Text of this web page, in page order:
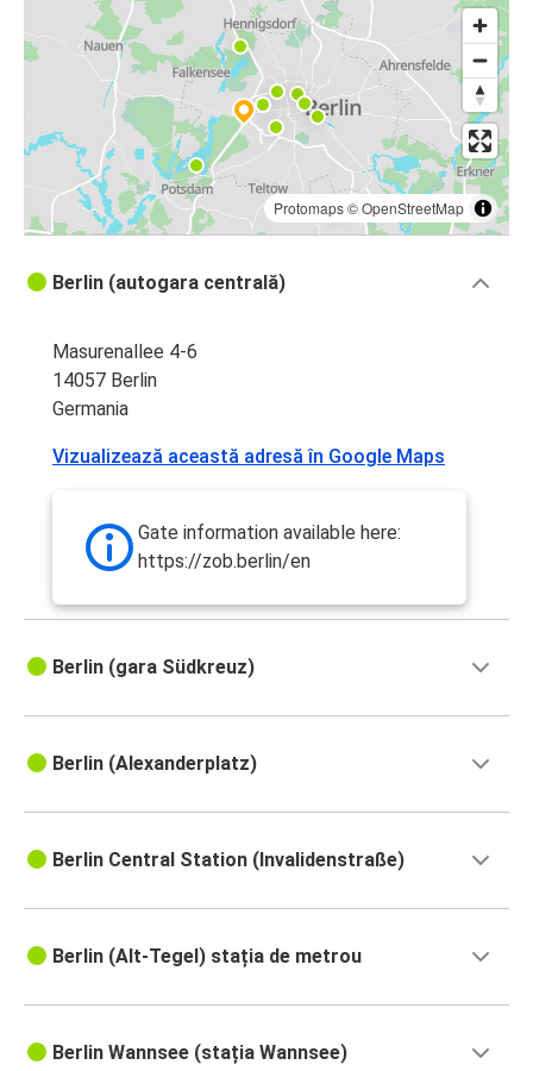
Protomaps©OpenStreetMap
Berlin (autogara centrală)
Masurenallee 4-6
14057 Berlin
Germania
Vizualizează această adresă în Google Maps
Gate information available here:
https://zob.berlin/en
Berlin (gara Südkreuz)
Berlin (Alexanderplatz)
Berlin Central Station (Invalidenstraße)
Berlin (Alt-Tegel) stația de metrou
Berlin Wannsee (stația Wannsee)